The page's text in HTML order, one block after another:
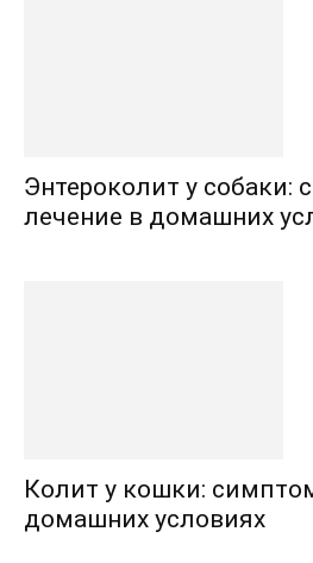
Энтероколит у собаки:
лечение в домашних
Колит у кошки:
домашних условиях